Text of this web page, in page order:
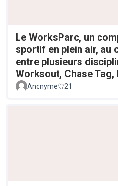
Le WorksParc, un
sportif en plein air, au
entre plusieurs
Worksout, Chase Tag,
Anonyme 21